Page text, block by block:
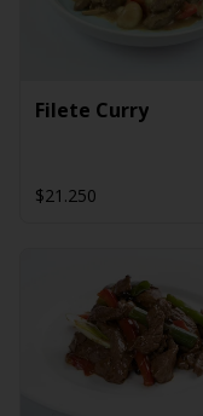
Filete Curry
$21.250